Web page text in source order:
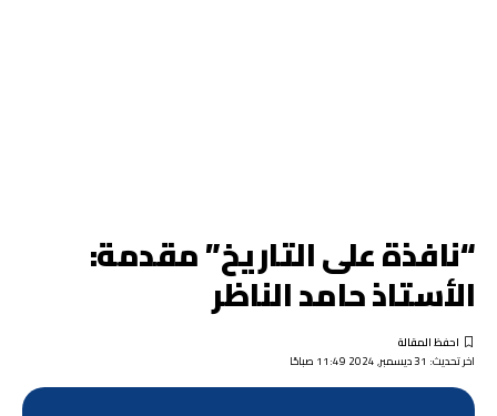
“نافذة على التاريخ” مقدمة:
الأستاذ حامد الناظر
اخر تحديث: 31 ديسمبر, 2024 11:49 صباحًا